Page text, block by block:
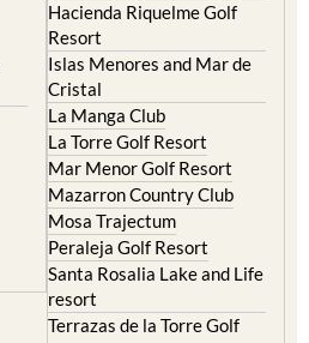
Hacienda Riquelme Golf
Resort
Islas Menores and Mar de
Cristal
La Manga Club
La Torre Golf Resort
Mar Menor Golf Resort
Mazarron Country Club
Mosa Trajectum
Peraleja Golf Resort
Santa Rosalia Lake and Life
resort
Terrazas de la Torre Golf